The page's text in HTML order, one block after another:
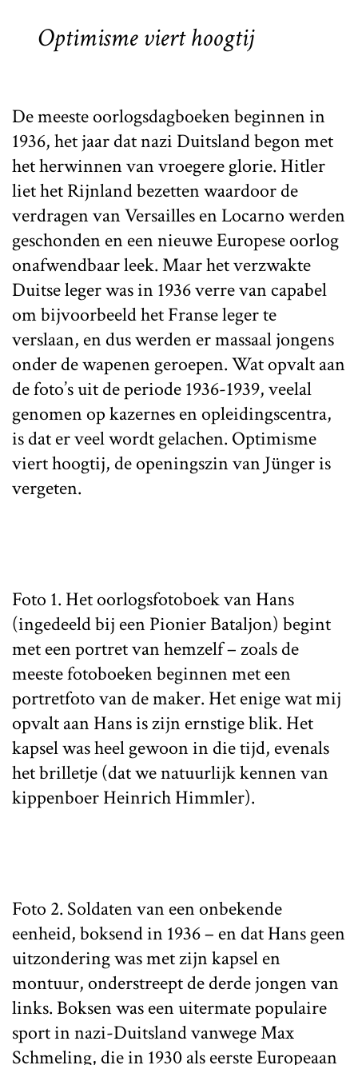
Optimisme viert hoogtij
De meeste oorlogsdagboeken beginnen in
1936, het jaar dat nazi Duitsland begon met
het herwinnen van vroegere glorie. Hitler
liet het Rijnland bezetten waardoor de
verdragen van Versailles en Locarno werden
geschonden en een nieuwe Europese oorlog
onafwendbaar leek. Maar het verzwakte
Duitse leger was in 1936 verre van capabel
om bijvoorbeeld het Franse leger te
verslaan, en dus werden er massaal jongens
onder de wapenen geroepen. Wat opvalt aan
de foto’s uit de periode 1936-1939, veelal
genomen op kazernes en opleidingscentra,
is dat er veel wordt gelachen. Optimisme
viert hoogtij, de openingszin van Jünger is
vergeten.
Foto 1. Het oorlogsfotoboek van Hans
(ingedeeld bij een Pionier Bataljon) begint
met een portret van hemzelf – zoals de
meeste fotoboeken beginnen met een
portretfoto van de maker. Het enige wat mij
opvalt aan Hans is zijn ernstige blik. Het
kapsel was heel gewoon in die tijd, evenals
het brilletje (dat we natuurlijk kennen van
kippenboer Heinrich Himmler).
Foto 2. Soldaten van een onbekende
eenheid, boksend in 1936 – en dat Hans geen
uitzondering was met zijn kapsel en
montuur, onderstreept de derde jongen van
links. Boksen was een uitermate populaire
sport in nazi-Duitsland vanwege Max
Schmeling, die in 1930 als eerste Europeaan